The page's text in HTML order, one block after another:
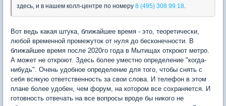
здесь, и в нашем колл-центре по номеру 8 (495) 308 99 18
Вот ведь какая штука, ближайшее время - это, теоретически,
любой временной промежуток от нуля до бесконечности. В
ближайшее время после 2020го года в Мытищах откроют метро.
А может не откроют. Здесь более уместно определение "когда-
нибудь". Очень удобное определение для того, чтобы снять с
себя всякую ответственность за свои слова. И телефон в этом
плане более удобен, чем форум, на котором все сохраняется. И
готовность отвечать на все вопросы вроде бы никого не